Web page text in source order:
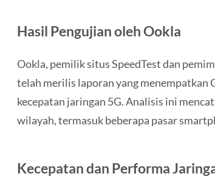
Hasil Pengujian oleh Ookla
Ookla, pemilik situs SpeedTest dan
telah merilis laporan yang menempatkan
kecepatan jaringan 5G. Analisis ini
wilayah, termasuk beberapa pasar
Kecepatan dan Performa